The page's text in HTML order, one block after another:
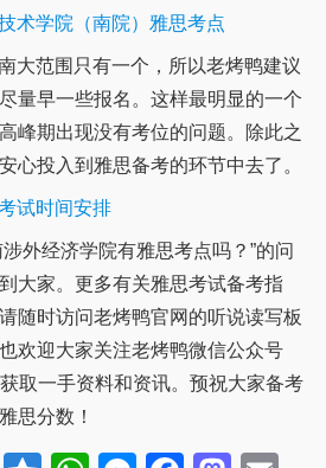
术学院（南院）雅思考点
大范围只有一个，所以老烤鸭建议
量早一些报名。这样最明显的一个
峰期出现没有考位的问题。除此之
心投入到雅思备考的环节中去了。
试时间安排
外经济学院有雅思考点吗？”的问
大家。更多有关雅思考试备考指
随时访问老烤鸭官网的听说读写板
欢迎大家关注老烤鸭微信公众号
取一手资料和资讯。预祝大家备考
思分数！